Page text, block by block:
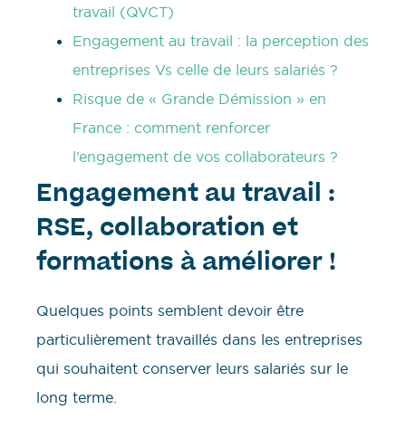
travail (QVCT)
Engagement au travail : la perception des
entreprises Vs celle de leurs salariés ?
Risque de « Grande Démission » en
France : comment renforcer
l’engagement de vos collaborateurs ?
Engagement au travail :
RSE, collaboration et
formations à améliorer !
Quelques points semblent devoir être
particulièrement travaillés dans les entreprises
qui souhaitent conserver leurs salariés sur le
long terme.